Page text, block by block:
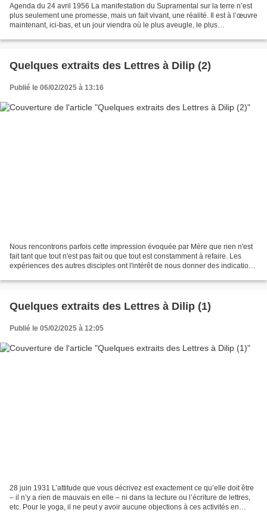
Agenda du 24 avril 1956 La manifestation du Supramental sur la terre n’est
plus seulement une promesse, mais un fait vivant, une réalité. Il est à l’œuvre
maintenant, ici-bas, et un jour viendra où le plus aveugle, le plus
Quelques extraits des Lettres à Dilip (2)
Publié le 06/02/2025 à 13:16
Nous rencontrons parfois cette impression évoquée par Mère que rien n'est
fait tant que tout n'est pas fait ou que tout est constamment à refaire. Les
expériences des autres disciples ont l'intérêt de nous donner des indications
Quelques extraits des Lettres à Dilip (1)
Publié le 05/02/2025 à 12:05
28 juin 1931 L’attitude que vous décrivez est exactement ce qu’elle doit être
– il n’y a rien de mauvais en elle – ni dans la lecture ou l’écriture de lettres,
etc. Pour le yoga, il ne peut y avoir aucune objections à ces activités en